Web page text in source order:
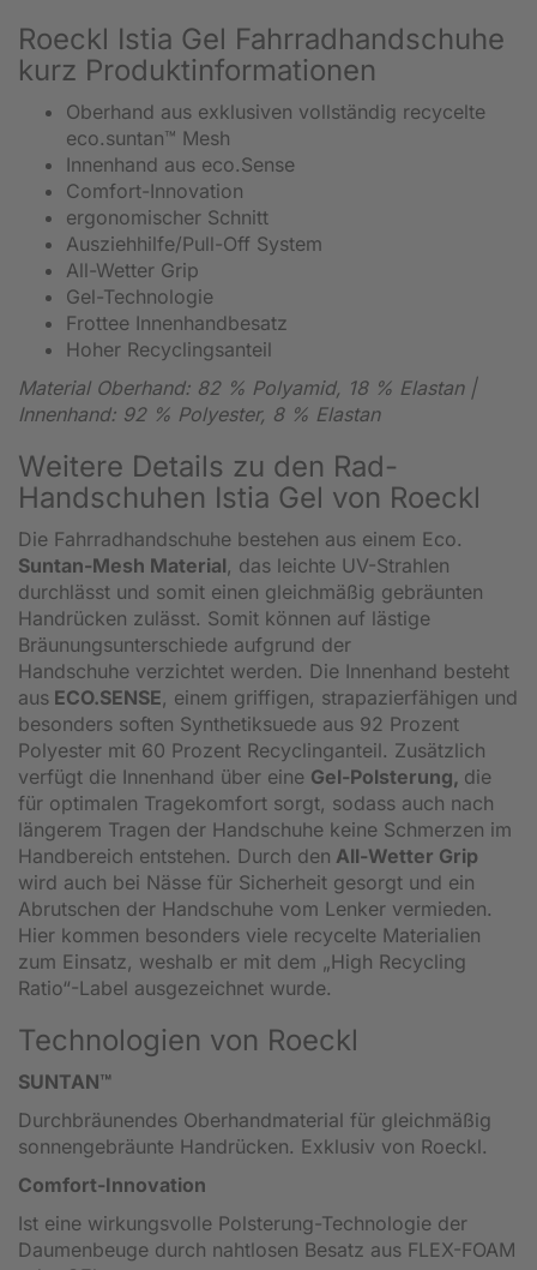
Roeckl Istia Gel Fahrradhandschuhe
kurz Produktinformationen
Oberhand aus exklusiven vollständig recycelte
eco.suntan™ Mesh
Innenhand aus eco.Sense
Comfort-Innovation
ergonomischer Schnitt
Ausziehhilfe/Pull-Off System
All-Wetter Grip
Gel-Technologie
Frottee Innenhandbesatz
Hoher Recyclingsanteil
Material Oberhand: 82 % Polyamid, 18 % Elastan |
Innenhand: 92 % Polyester, 8 % Elastan
Weitere Details zu den Rad-
Handschuhen Istia Gel von Roeckl
Die Fahrradhandschuhe bestehen aus einem Eco.
Suntan-Mesh Material, das leichte UV-Strahlen
durchlässt und somit einen gleichmäßig gebräunten
Handrücken zulässt. Somit können auf lästige
Bräunungsunterschiede aufgrund der
Handschuhe verzichtet werden. Die Innenhand besteht
aus ECO.SENSE, einem griffigen, strapazierfähigen und
besonders soften Synthetiksuede aus 92 Prozent
Polyester mit 60 Prozent Recyclinganteil. Zusätzlich
verfügt die Innenhand über eine Gel-Polsterung, die
für optimalen Tragekomfort sorgt, sodass auch nach
längerem Tragen der Handschuhe keine Schmerzen im
Handbereich entstehen. Durch den All-Wetter Grip
wird auch bei Nässe für Sicherheit gesorgt und ein
Abrutschen der Handschuhe vom Lenker vermieden.
Hier kommen besonders viele recycelte Materialien
zum Einsatz, weshalb er mit dem „High Recycling
Ratio“-Label ausgezeichnet wurde.
Technologien von Roeckl
SUNTAN™
Durchbräunendes Oberhandmaterial für gleichmäßig
sonnengebräunte Handrücken. Exklusiv von Roeckl.
Comfort-Innovation
Ist eine wirkungsvolle Polsterung-Technologie der
Daumenbeuge durch nahtlosen Besatz aus FLEX-FOAM